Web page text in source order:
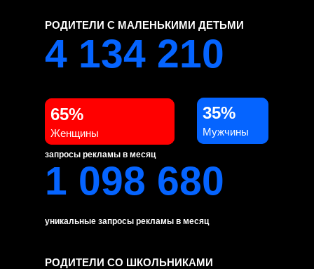
РОДИТЕЛИ С МАЛЕНЬКИМИ ДЕТЬМИ
35%
РОДИТЕЛИ СО ШКОЛЬНИКАМИ
Мужчины
65%
Женщины
1 098 680
4 134 210
уникальные запросы рекламы в месяц
запросы рекламы в месяц